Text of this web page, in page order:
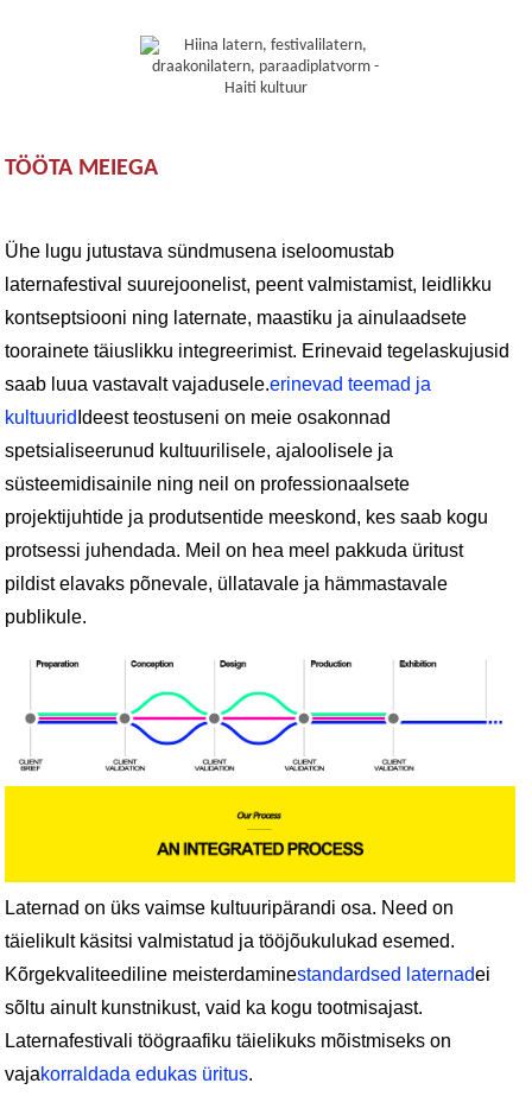
TÖÖTA MEIEGA
Ühe lugu jutustava sündmusena iseloomustab
laternafestival suurejoonelist, peent valmistamist, leidlikku
kontseptsiooni ning laternate, maastiku ja ainulaadsete
toorainete täiuslikku integreerimist. Erinevaid tegelaskujusid
saab luua vastavalt vajadusele.erinevad teemad ja
kultuurid Ideest teostuseni on meie osakonnad
spetsialiseerunud kultuurilisele, ajaloolisele ja
süsteemidisainile ning neil on professionaalsete
projektijuhtide ja produtsentide meeskond, kes saab kogu
protsessi juhendada. Meil ​​on hea meel pakkuda üritust
pildist elavaks põnevale, üllatavale ja hämmastavale
publikule.
Laternad on üks vaimse kultuuripärandi osa. Need on
täielikult käsitsi valmistatud ja tööjõukulukad esemed.
Kõrgekvaliteediline meisterdaminestandardsed laternadei
sõltu ainult kunstnikust, vaid ka kogu tootmisajast.
Laternafestivali töögraafiku täielikuks mõistmiseks on
vajakorraldada edukas üritus.